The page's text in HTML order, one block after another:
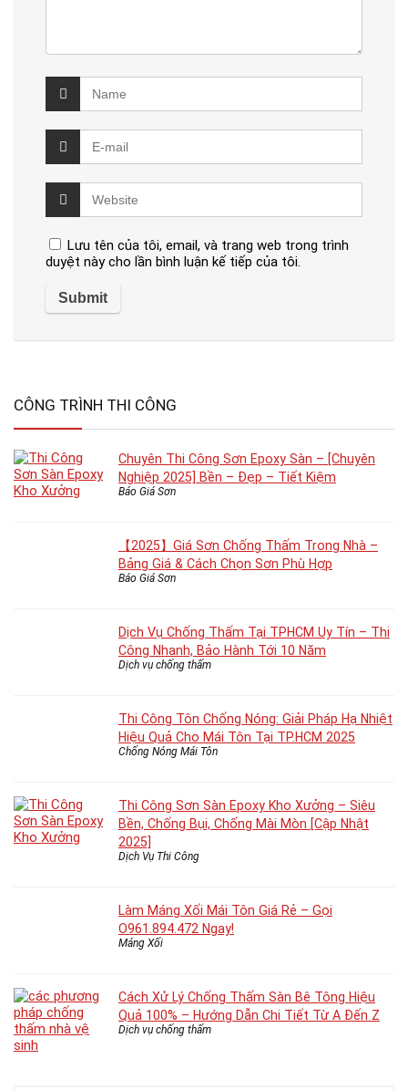
Lưu tên của tôi, email, và trang web trong trình
duyệt này cho lần bình luận kế tiếp của tôi.
CÔNG TRÌNH THI CÔNG
Chuyên Thi Công Sơn Epoxy Sàn – [Chuyên
Nghiệp 2025] Bền – Đẹp – Tiết Kiệm
Báo Giá Sơn
【2025】Giá Sơn Chống Thấm Trong Nhà –
Bảng Giá & Cách Chọn Sơn Phù Hợp
Báo Giá Sơn
Dịch Vụ Chống Thấm Tại TPHCM Uy Tín – Thi
Công Nhanh, Bảo Hành Tới 10 Năm
Dịch vụ chống thấm
Thi Công Tôn Chống Nóng: Giải Pháp Hạ Nhiệt
Hiệu Quả Cho Mái Tôn Tại TP.HCM 2025
Chống Nóng Mái Tôn
Thi Công Sơn Sàn Epoxy Kho Xưởng – Siêu
Bền, Chống Bụi, Chống Mài Mòn [Cập Nhật
2025]
Dịch Vụ Thi Công
Làm Máng Xối Mái Tôn Giá Rẻ – Gọi
O961.894.472 Ngay!
Máng Xối
Cách Xử Lý Chống Thấm Sàn Bê Tông Hiệu
Quả 100% – Hướng Dẫn Chi Tiết Từ A Đến Z
Dịch vụ chống thấm